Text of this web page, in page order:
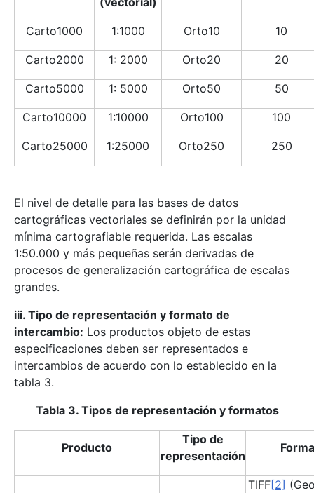
Carto1000 1:1000 Orto10 10
Carto2000 1: 2000 Orto20 20
Carto5000 1: 5000 Orto50 50
Carto10000 1:10000 Orto100 100
Carto25000 1:25000 Orto250 250
El nivel de detalle para las bases de datos
cartográficas vectoriales se definirán por la unidad
mínima cartografiable requerida. Las escalas
1:50.000 y más pequeñas serán derivadas de
procesos de generalización cartográfica de escalas
grandes.
iii. Tipo de representación y formato de
intercambio: Los productos objeto de estas
especificaciones deben ser representados e
intercambios de acuerdo con lo establecido en la
tabla 3.
Tabla 3. Tipos de representación y formatos
Producto
Tipo de
representación
TIFF[2]